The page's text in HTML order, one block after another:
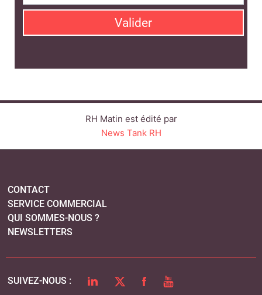
Valider
RH Matin est édité par
News Tank RH
CONTACT
SERVICE COMMERCIAL
QUI SOMMES-NOUS ?
NEWSLETTERS
SUIVEZ-NOUS : LINKEDINTWITTERFACEBOOK
YOUTUBE